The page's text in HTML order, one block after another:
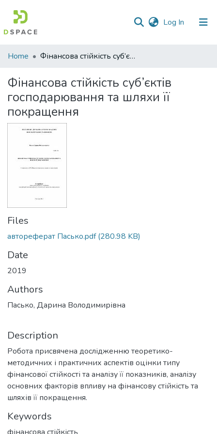
Log In (current)
Communities
Collections
All of DSpace
Statistics
Home Фінансова стійкість суб’єктів господарювання та шляхи її покращення
Фінансова стійкість суб’єктів
господарювання та шляхи її
покращення
Files
автореферат Пасько.pdf(280.98 KB)
Date
2019
Authors
Пасько, Дарина Володимирівна
Description
Робота присвячена дослідженню теоретико-
методичних і практичних аспектів оцінки типу
фінансової стійкості та аналізу її показників, аналізу
основних факторів впливу на фінансову стійкість та
шляхів її покращення.
Keywords